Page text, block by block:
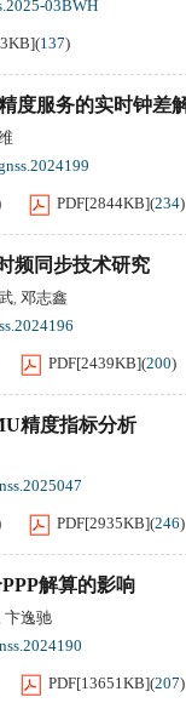
03BWH
](137)
度服务的实时钟差
PDF[2844KB](234)
频同步技术研究
, 邓志鑫
PDF[2439KB](200)
精度指标分析
PDF[2935KB](246)
解算的影响
卞逸驰
PDF[13651KB](207)